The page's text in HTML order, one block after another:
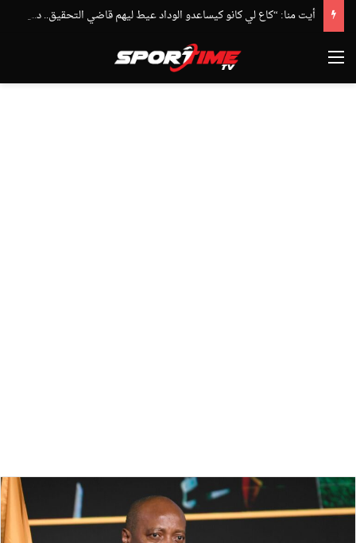
أيت منا: “كاع لي كانو كيساعدو الوداد عيط ليهم قاضي التحقيق.. دابا حتى شي واحد ما بقا باغي يعاون”
القائمة